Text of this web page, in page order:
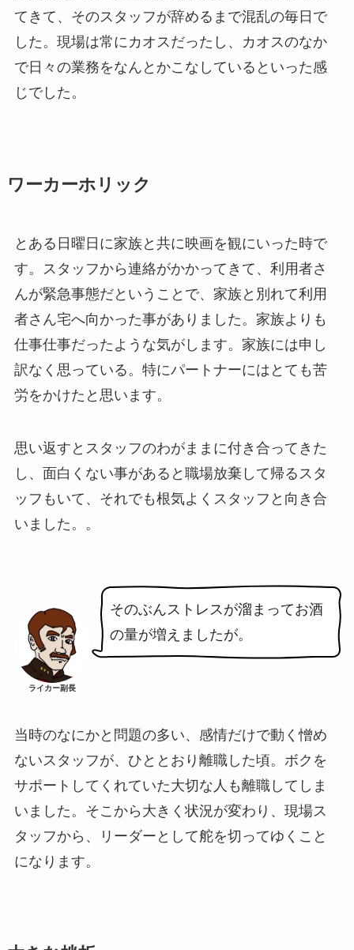
てきて、そのスタッフが辞めるまで混乱の毎日で
した。現場は常にカオスだったし、カオスのなか
で日々の業務をなんとかこなしているといった感
じでした。
ワーカーホリック
とある日曜日に家族と共に映画を観にいった時で
す。スタッフから連絡がかかってきて、利用者さ
んが緊急事態だということで、家族と別れて利用
者さん宅へ向かった事がありました。家族よりも
仕事仕事だったような気がします。家族には申し
訳なく思っている。特にパートナーにはとても苦
労をかけたと思います。
思い返すとスタッフのわがままに付き合ってきた
し、面白くない事があると職場放棄して帰るスタ
ッフもいて、それでも根気よくスタッフと向き合
いました。。
ライカー副長
そのぶんストレスが溜まってお酒
の量が増えましたが。
当時のなにかと問題の多い、感情だけで動く憎め
ないスタッフが、ひととおり離職した頃。ボクを
サポートしてくれていた大切な人も離職してしま
いました。そこから大きく状況が変わり、現場ス
タッフから、リーダーとして舵を切ってゆくこと
になります。